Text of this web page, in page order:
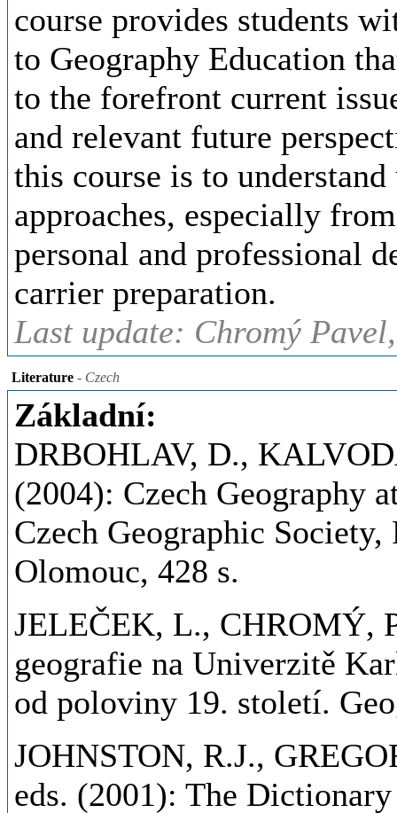
course provides students
to Geography Education
to the forefront current
and relevant future
this course is to
approaches, especially
personal and professional
carrier preparation.
Last update: Chromý
Literature - Czech
Základní:
DRBOHLAV, D.,
(2004): Czech Geography
Czech Geographic
Olomouc, 428 s.
JELEČEK, L., CHROMÝ,
geografie na Univerzitě
od poloviny 19. století.
JOHNSTON, R.J.,
eds. (2001): The